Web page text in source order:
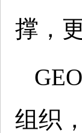
撑，
组织